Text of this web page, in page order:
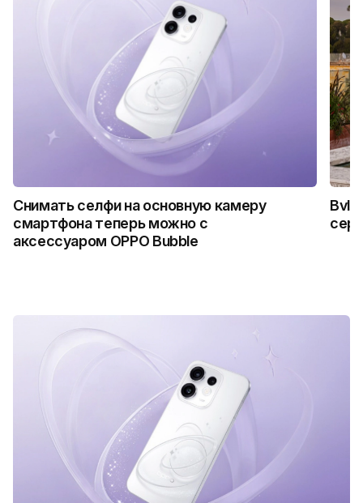
Снимать селфи на основную камеру
смартфона теперь можно с
аксессуаром OPPO Bubble